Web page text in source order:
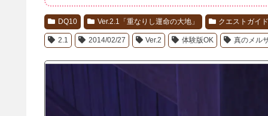
DQ10 Ver.2.1「重なりし運命の大地」 クエストガイ
2.1 2014/02/27 Ver.2 体験版OK 真のメル